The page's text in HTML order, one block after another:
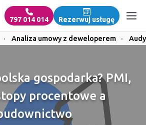
797 014 014 Rezerwuj usługę
· Analiza umowy z deweloperem ·
gospodarka? PMI,
procentowe a